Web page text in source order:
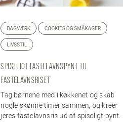
BAGVÆRK COOKIES OG SMÅKAGER
LIVSSTIL
SPISELIGT FASTELAVNSPYNT TIL
FASTELAVNSRISET
Tag børnene med i køkkenet og skab
nogle skønne timer sammen, og kreer
jeres fastelavnsris ud af spiseligt pynt.